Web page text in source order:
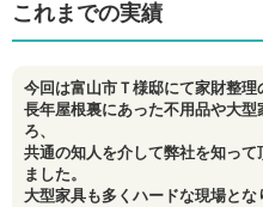
これまでの実績
今回は富山市Ｔ様邸にて家財整理
長年屋根裏にあった不用品や大
ろ、
共通の知人を介して弊社を知っ
ました。
大型家具も多くハードな現場とな